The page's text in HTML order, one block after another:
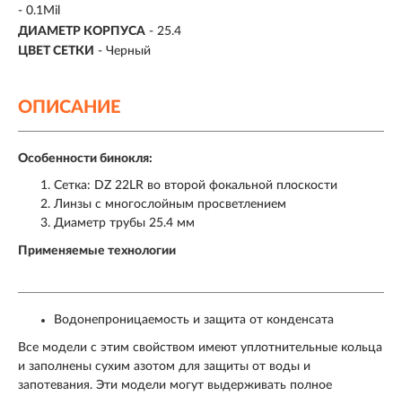
- 0.1Mil
ДИАМЕТР КОРПУСА - 25.4
ЦВЕТ СЕТКИ - Черный
ОПИСАНИЕ
Особенности бинокля:
Сетка: DZ 22LR во второй фокальной плоскости
Линзы с многослойным просветлением
Диаметр трубы 25.4 мм
Применяемые технологии
Водонепроницаемость и защита от конденсата
Все модели с этим свойством имеют уплотнительные кольца
и заполнены сухим азотом для защиты от воды и
запотевания. Эти модели могут выдерживать полное